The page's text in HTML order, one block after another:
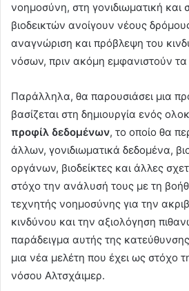
νοημοσύνη, στη γονιδιωματική και
βιοδεικτών ανοίγουν νέους
αναγνώριση και πρόβλεψη του
νόσων, πριν ακόμη εμφανιστούν
Παράλληλα, θα παρουσιάσει μια
βασίζεται στη δημιουργία ενός
προφίλ δεδομένων, το οποίο θα
άλλων, γονιδιωματικά δεδομένα,
οργάνων, βιοδείκτες και άλλες
στόχο την ανάλυσή τους με τη
τεχνητής νοημοσύνης για την
κινδύνου και την αξιολόγηση
παράδειγμα αυτής της
μια νέα μελέτη που έχει ως στόχο
νόσου Αλτσχάιμερ.